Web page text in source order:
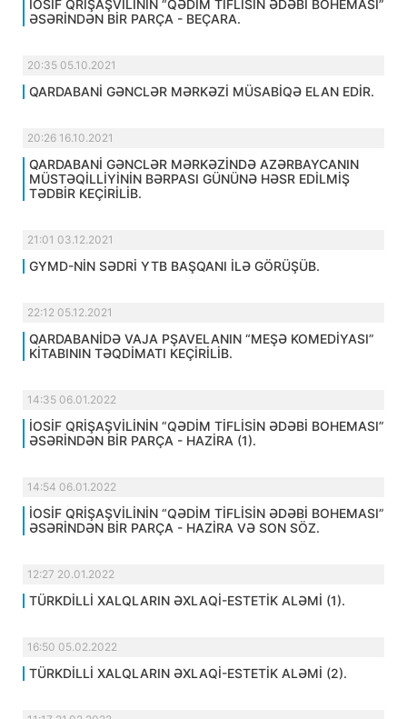
İOSİF QRİŞAŞVİLİNİN “QƏDİM TİFLİSİN ƏDƏBİ BOHEMASI”
ƏSƏRİNDƏN BİR PARÇA - BEÇARA.
20:35 05.10.2021
QARDABANİ GƏNCLƏR MƏRKƏZİ MÜSABİQƏ ELAN EDİR.
20:26 16.10.2021
QARDABANİ GƏNCLƏR MƏRKƏZİNDƏ AZƏRBAYCANIN
MÜSTƏQİLLİYİNİN BƏRPASI GÜNÜNƏ HƏSR EDİLMİŞ
TƏDBİR KEÇİRİLİB.
21:01 03.12.2021
GYMD-NİN SƏDRİ YTB BAŞQANI İLƏ GÖRÜŞÜB.
22:12 05.12.2021
QARDABANİDƏ VAJA PŞAVELANIN “MEŞƏ KOMEDİYASI”
KİTABININ TƏQDİMATI KEÇİRİLİB.
14:35 06.01.2022
İOSİF QRİŞAŞVİLİNİN “QƏDİM TİFLİSİN ƏDƏBİ BOHEMASI”
ƏSƏRİNDƏN BİR PARÇA - HAZİRA (1).
14:54 06.01.2022
İOSİF QRİŞAŞVİLİNİN “QƏDİM TİFLİSİN ƏDƏBİ BOHEMASI”
ƏSƏRİNDƏN BİR PARÇA - HAZİRA VƏ SON SÖZ.
12:27 20.01.2022
TÜRKDİLLİ XALQLARIN ƏXLAQİ-ESTETİK ALƏMİ (1).
16:50 05.02.2022
TÜRKDİLLİ XALQLARIN ƏXLAQİ-ESTETİK ALƏMİ (2).